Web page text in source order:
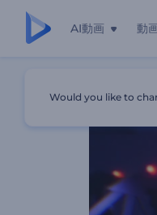
AI動画 動
Would you like to